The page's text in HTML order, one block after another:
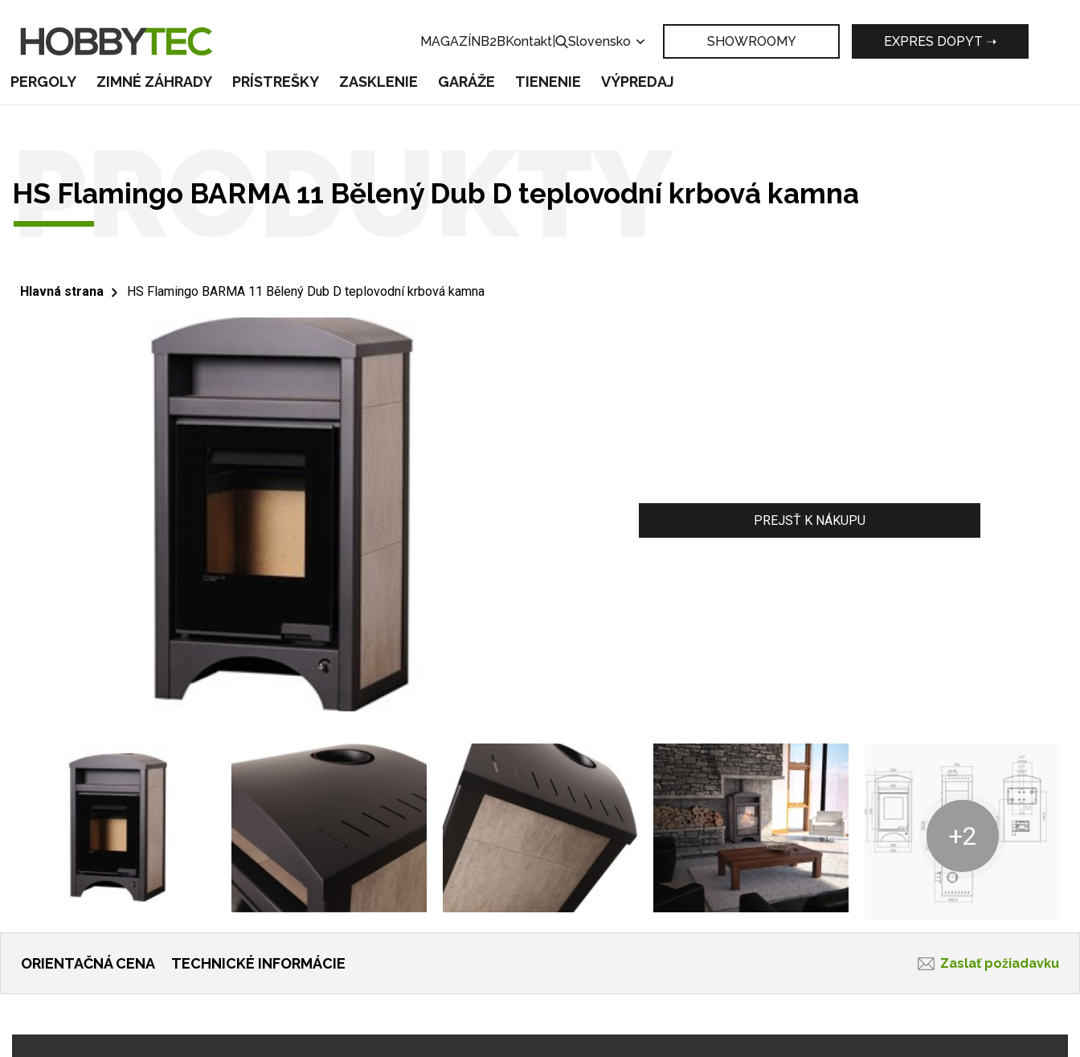
MAGAZÍNB2BKontakt Slovensko SHOWROOMY EXPRES DOPYT ➝
PERGOLY ZIMNÉ ZÁHRADY PRÍSTREŠKY ZASKLENIE GARÁŽE TIENENIE VÝPREDAJ
PRODUKTY
HS Flamingo BARMA 11 Bělený Dub D teplovodní krbová kamna
Hlavná strana HS Flamingo BARMA 11 Bělený Dub D teplovodní krbová kamna
PREJSŤ K NÁKUPU
+2
ORIENTAČNÁ CENA TECHNICKÉ INFORMÁCIE Zaslať požiadavku